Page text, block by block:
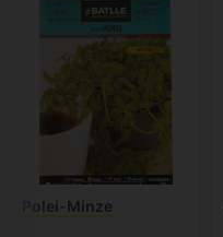
Polei-Minze